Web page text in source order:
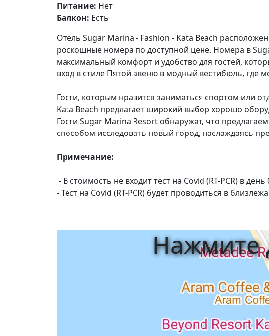
Питание: Нет
Балкон: Есть
Отель Sugar Marina - Fashion - Kata Beach
роскошные номера по доступной цене. Номера в
максимальный комфорт и удобство для гостей,
вход в стиле Пятой авеню в модный вестибюль, где
Гости, которым нравится заниматься спортом или
Kata Beach предлагает широкий выбор хорошо
Гости Sugar Marina Resort обнаружат, что
способом исследовать новый город, наслаждаясь
Примечание:
- В стоимость не входит тест на Covid (RT-PCR) в
- Тест на Covid (RT-PCR) будет проводиться в
Нажмите